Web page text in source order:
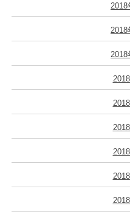
2018
2018
2018